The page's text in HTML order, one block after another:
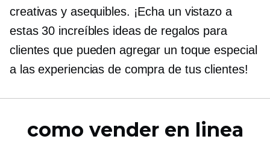
creativas y asequibles. ¡Echa un vistazo a
estas 30 increíbles ideas de regalos para
clientes que pueden agregar un toque especial
a las experiencias de compra de tus clientes!
como vender en linea